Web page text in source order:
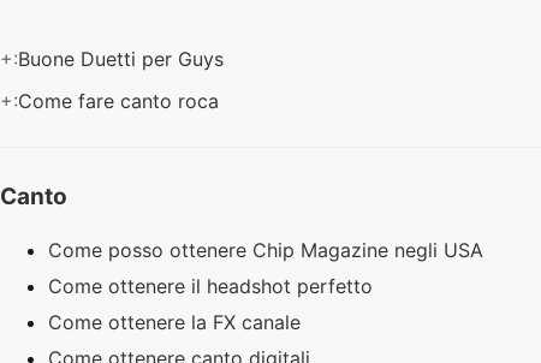
+:Buone Duetti per Guys
+:Come fare canto roca
Canto
Come posso ottenere Chip Magazine negli USA
Come ottenere il headshot perfetto
Come ottenere la FX canale